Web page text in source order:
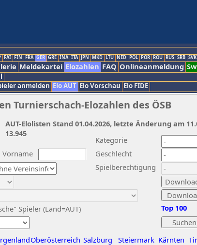
FAI FIN FRA GER GRE INA ITA JPN MKD LTU NED POL POR ROU RUS SRB SVK
Meldekartei Elozahlen FAQ Onlineanmeldung
anmelden Elo AUT Elo Vorschau Elo FIDE
Turnierschach-Elozahlen des ÖSB
Vorname
Kategorie
Geschlecht
Spieler (Land=AUT)
Spielberechtigung
Oberösterreich Salzburg Steiermark Kärnten
Top 100
AUT-Elolisten Stand 01.04.2026, letzte Änderung am
13.945